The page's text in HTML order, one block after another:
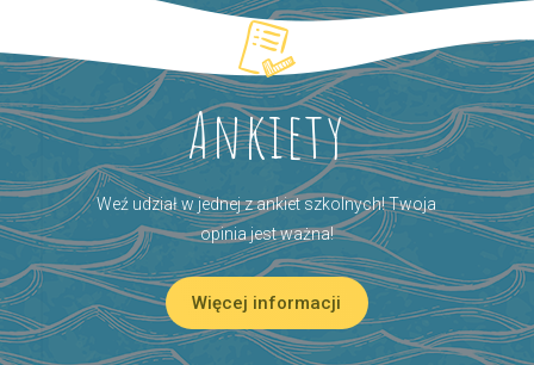
Ankiety
Weź udział w jednej z ankiet szkolnych! Twoja
opinia jest ważna!
Więcej informacji